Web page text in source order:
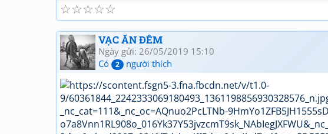
☆
☆
☆
☆
☆
VẠC ĂN ĐÊM
Ngày gửi: 26/05/2019 15:10
Có
2 người thích